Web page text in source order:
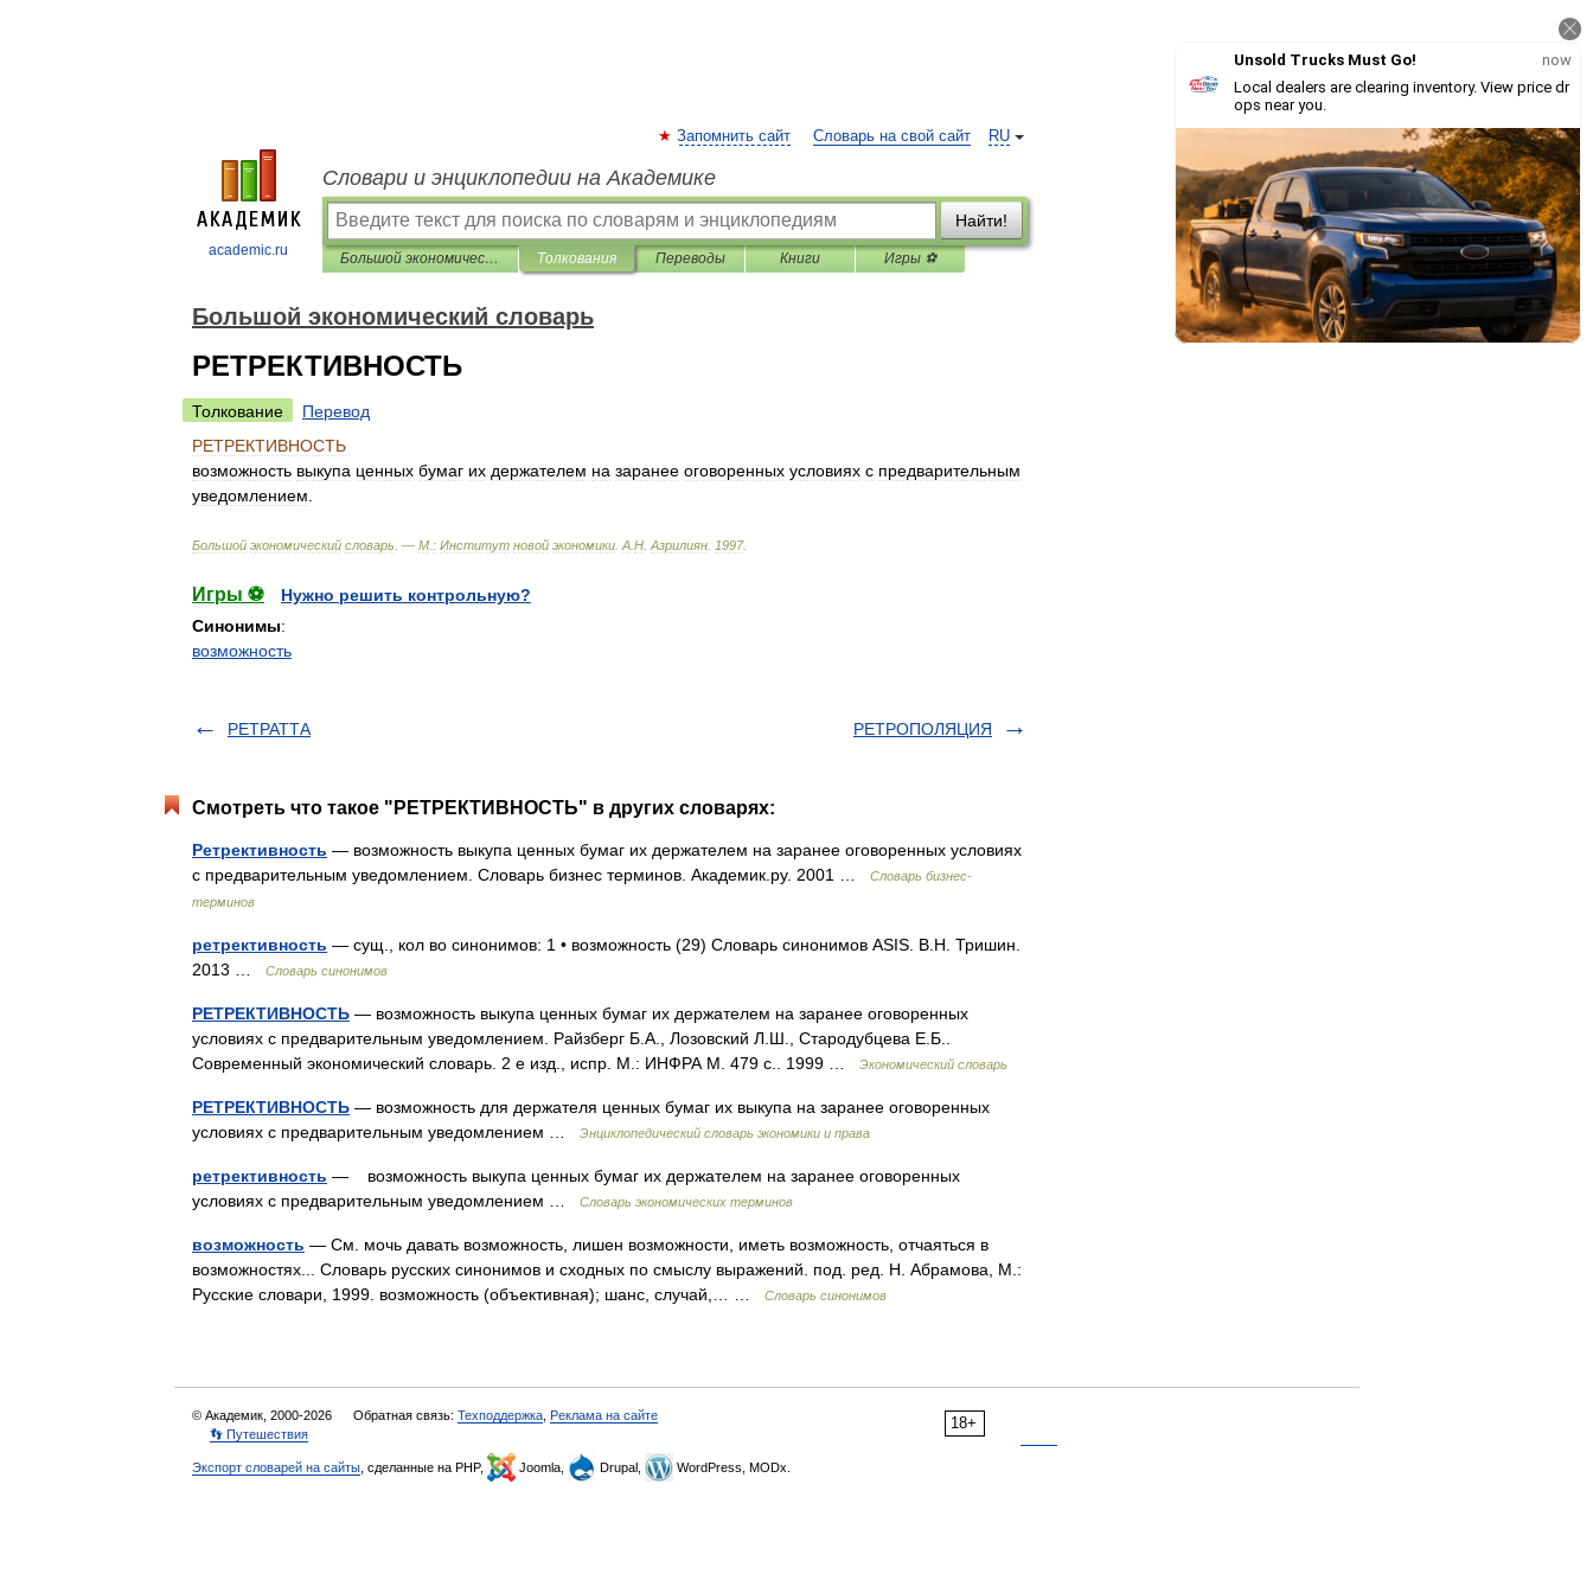
academic.ru
RU
Запомнить сайт Словарь на свой сайт
Словари и энциклопедии на Академике
Найти!
Большой экономический словарь Толкования Переводы Книги Игры ⚽
Большой экономический словарь
РЕТРЕКТИВНОСТЬ
Толкование
Перевод
РЕТРЕКТИВНОСТЬ
возможность выкупа ценных бумаг их держателем на заранее оговоренных условиях с предварительным
уведомлением
Большой экономический словарь . — М : Институт новой экономики А Н Азрилиян 1997.
Игры ⚽
Нужно решить контрольную?
Синонимы:
возможность
РЕТРАТТА РЕТРОПОЛЯЦИЯ
Смотреть что такое "РЕТРЕКТИВНОСТЬ" в других словарях:
Ретрективность — возможность выкупа ценных бумаг их держателем на заранее оговоренных условиях
с предварительным уведомлением. Словарь бизнес терминов. Академик.ру. 2001 …
Словарь бизнес-
терминов
ретрективность — сущ., кол во синонимов: 1 • возможность (29) Словарь синонимов ASIS. В.Н. Тришин.
2013 …
Словарь синонимов
РЕТРЕКТИВНОСТЬ — возможность выкупа ценных бумаг их держателем на заранее оговоренных
условиях с предварительным уведомлением. Райзберг Б.А., Лозовский Л.Ш., Стародубцева Е.Б..
Современный экономический словарь. 2 е изд., испр. М.: ИНФРА М. 479 с.. 1999 …
Экономический словарь
РЕТРЕКТИВНОСТЬ — возможность для держателя ценных бумаг их выкупа на заранее оговоренных
условиях с предварительным уведомлением …
Энциклопедический словарь экономики и права
ретрективность — возможность выкупа ценных бумаг их держателем на заранее оговоренных
условиях с предварительным уведомлением …
Словарь экономических терминов
возможность — См. мочь давать возможность, лишен возможности, иметь возможность, отчаяться в
возможностях... Словарь русских синонимов и сходных по смыслу выражений. под. ред. Н. Абрамова, М.:
Русские словари, 1999. возможность (объективная); шанс, случай,… …
Словарь синонимов
18+
© Академик, 2000-2026 Обратная связь: Техподдержка Реклама на сайте
👣 Путешествия
Экспорт словарей на сайты , сделанные на PHP, Joomla, Drupal, WordPress, MODx.